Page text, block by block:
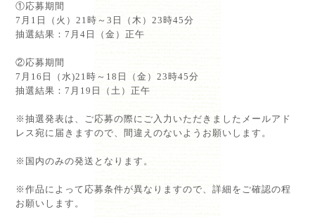
①応募期間
7月1日（火）21時～3日（木）23時45分⁡
抽選結果：7月4日（金）正午⁡
②応募期間
7月16日（水)21時～18日（金）23時45分⁡
抽選結果：7月19日（土）正午⁡
※抽選発表は、ご応募の際にご入力いただきましたメールアド
レス宛に届きますので、間違えのないようお願いします。⁡
※国内のみの発送となります。⁡
※作品によって応募条件が異なりますので、詳細をご確認の程
お願いします。⁡